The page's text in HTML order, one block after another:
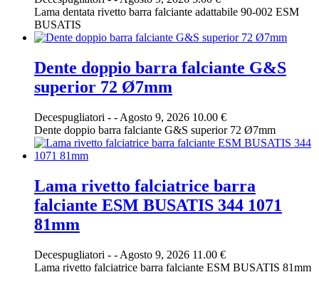
Lama dentata rivetto barra falciante adattabile 90-002 ESM
BUSATIS
Dente doppio barra falciante G&S
superior 72 Ø7mm
Decespugliatori - - Agosto 9, 2026 10.00 €
Dente doppio barra falciante G&S superior 72 Ø7mm
Lama rivetto falciatrice barra
falciante ESM BUSATIS 344 1071
81mm
Decespugliatori - - Agosto 9, 2026 11.00 €
Lama rivetto falciatrice barra falciante ESM BUSATIS 81mm